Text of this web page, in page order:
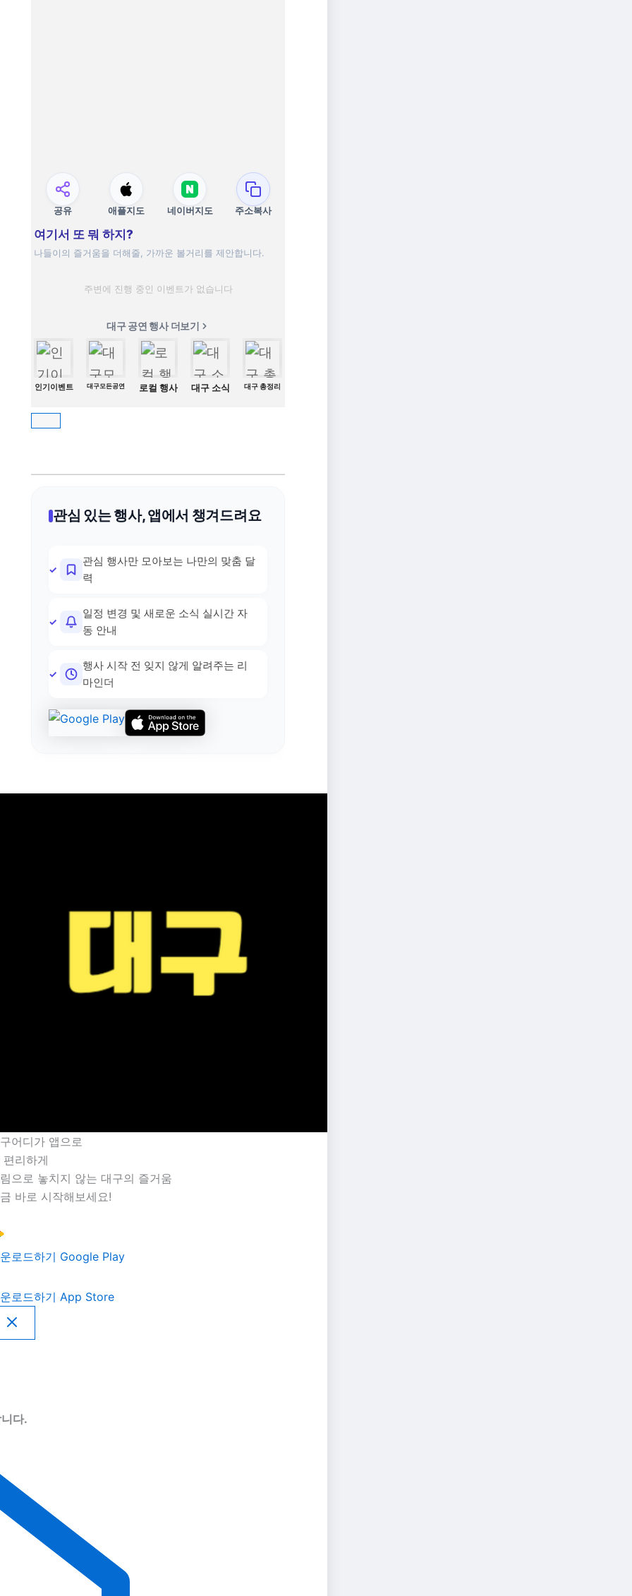
공유 애플지도 네이버지도 주소복사
여기서 또 뭐 하지?
나들이의 즐거움을 더해줄, 가까운 볼거리를 제안합니다.
주변에 진행 중인 이벤트가 없습니다
대구 공연 행사 더보기
인기이벤트 대구모든공연 로컬 행사 대구 소식 대구 총정리
관심 있는 행사, 앱에서 챙겨드려요
관심 행사만 모아보는 나만의 맞춤 달
력
일정 변경 및 새로운 소식 실시간 자
동 안내
행사 시작 전 잊지 않게 알려주는 리
마인더
어디가 앱으로
편리하게
으로 놓치지 않는 대구의 즐거움
바로 시작해보세요!
로드하기 Google Play
로드하기 App Store
다.